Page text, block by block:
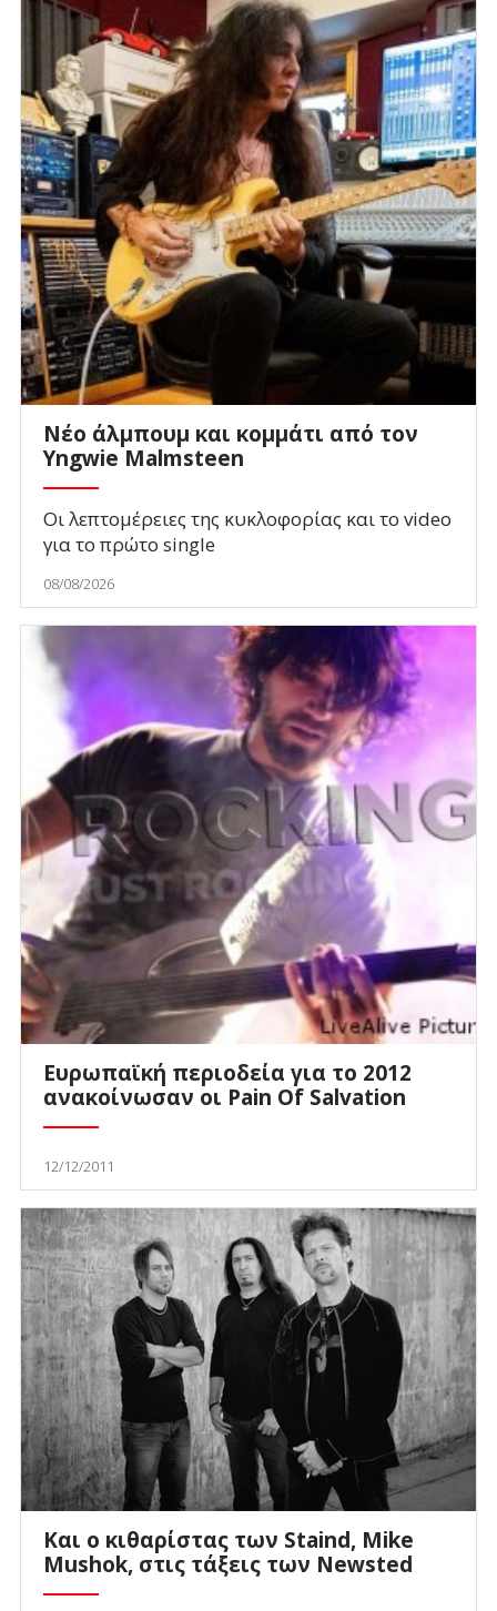
Νέο άλμπουμ και κομμάτι από τον
Yngwie Malmsteen
Οι λεπτομέρειες της κυκλοφορίας και το video
για το πρώτο single
08/08/2026
Ευρωπαϊκή περιοδεία για το 2012
ανακοίνωσαν οι Pain Of Salvation
12/12/2011
Και ο κιθαρίστας των Staind, Mike
Mushok, στις τάξεις των Newsted